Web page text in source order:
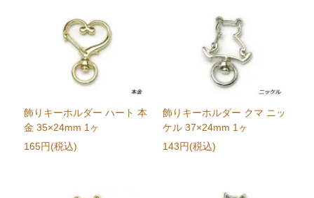
飾りキーホルダー ハート 本
金 35×24mm 1ヶ
165円(税込)
飾りキーホルダー クマ ニッ
ケル 37×24mm 1ヶ
143円(税込)